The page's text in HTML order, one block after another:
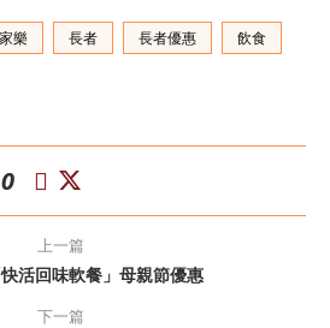
樂 長者 長者優惠 飲食
0
上一篇
活回味軟餐」母親節優惠
下一篇